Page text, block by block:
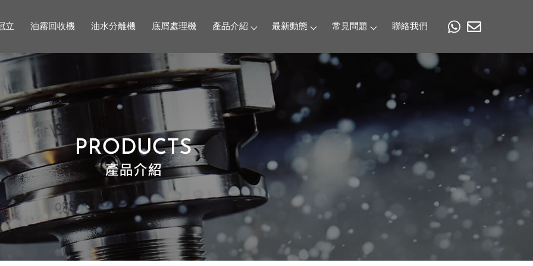
立 油霧回收機 油水分離機 底屑處理機 產品介紹 最新動態 常見問題 聯絡我們